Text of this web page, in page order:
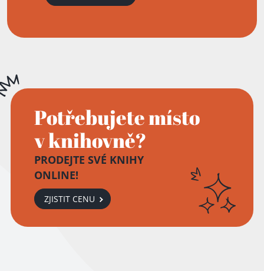
Potřebujete místo
v knihovně?
PRODEJTE SVÉ KNIHY
ONLINE!
ZJISTIT CENU